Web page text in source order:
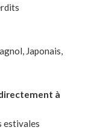
Japonais,
à
estivales